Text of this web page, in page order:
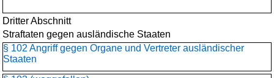
Dritter Abschnitt
Straftaten gegen ausländische Staaten
§ 102 Angriff gegen Organe und Vertreter ausländischer
Staaten